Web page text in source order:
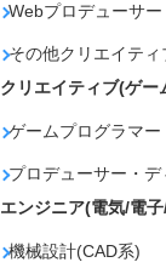
Webプロデューサ
その他クリエイティ
クリエイティブ(ゲー
ゲームプログラマー
プロデューサー・デ
エンジニア(電気/電
機械設計(CAD系)